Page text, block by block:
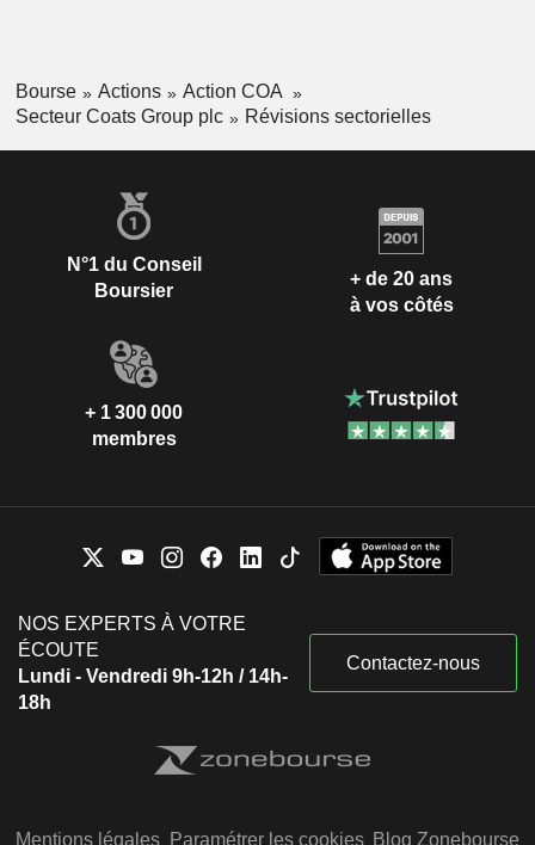
Bourse Actions
Action COA
Secteur Coats Group plc
Révisions sectorielles
N°1 du Conseil
Boursier
+ de 20 ans
à vos côtés
+ 1 300 000
membres
NOS EXPERTS À VOTRE
ÉCOUTE
Lundi - Vendredi 9h-12h / 14h-
18h
Contactez-nous
Mentions légales Paramétrer les cookies Blog Zonebourse